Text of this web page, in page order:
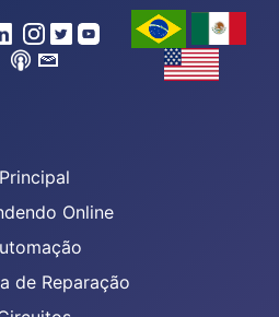
Principal
Online
de Reparação